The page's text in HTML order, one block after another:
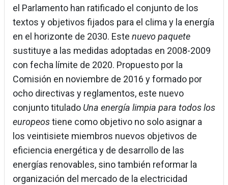
el Parlamento han ratificado el conjunto de los
textos y objetivos fijados para el clima y la energía
en el horizonte de 2030. Este nuevo paquete
sustituye a las medidas adoptadas en 2008-2009
con fecha límite de 2020. Propuesto por la
Comisión en noviembre de 2016 y formado por
ocho directivas y reglamentos, este nuevo
conjunto titulado Una energía limpia para todos los
europeostiene como objetivo no solo asignar a
los veintisiete miembros nuevos objetivos de
eficiencia energética y de desarrollo de las
energías renovables, sino también reformar la
organización del mercado de la electricidad